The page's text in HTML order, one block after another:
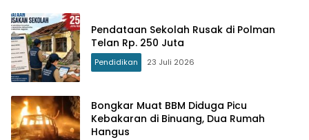
Pendataan Sekolah Rusak di Polman
Telan Rp. 250 Juta
Pendidikan 23 Juli 2026
Bongkar Muat BBM Diduga Picu
Kebakaran di Binuang, Dua Rumah
Hangus